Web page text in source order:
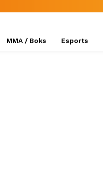
MMA / Boks Esports